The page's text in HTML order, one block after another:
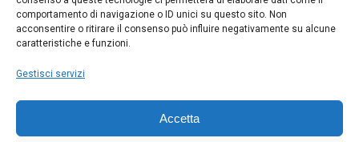
comportamento di navigazione o ID unici su questo sito. Non
acconsentire o ritirare il consenso può influire negativamente su alcune
caratteristiche e funzioni.
Gestisci servizi
Accetta
nostra Società per tutelare i Suoi dati personali.